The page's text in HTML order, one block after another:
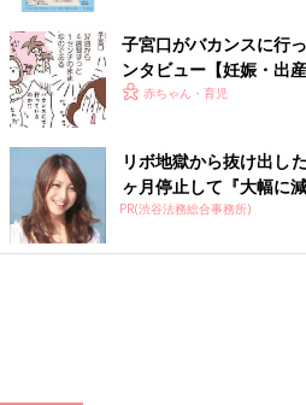
子宮口がバカンスに行
ンタビュー【妊娠・出産
赤ちゃん・育児
リボ地獄から抜け出し
ヶ月停止して『大幅に
PR(渋谷法務総合事務所)